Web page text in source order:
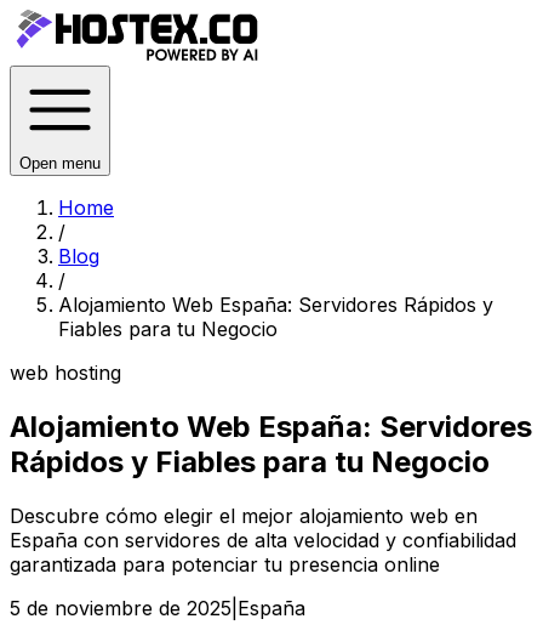
Open menu
Home
/
Blog
/
Alojamiento Web España: Servidores Rápidos y
Fiables para tu Negocio
web hosting
Alojamiento Web España: Servidores
Rápidos y Fiables para tu Negocio
Descubre cómo elegir el mejor alojamiento web en
España con servidores de alta velocidad y confiabilidad
garantizada para potenciar tu presencia online
5 de noviembre de 2025 España